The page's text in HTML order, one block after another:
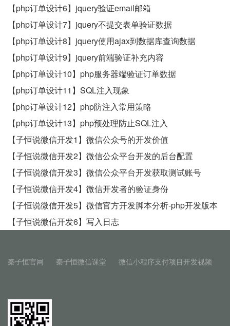
【php订单设计6】jquery验证email邮箱
【php订单设计7】jquery不提交表单验证数据
【php订单设计8】jquery使用ajax到数据库查询数据
【php订单设计9】jquery前端验证补充内容
【php订单设计10】php服务器端验证订单数据
【php订单设计11】SQL注入现象
【php订单设计12】php防注入常用策略
【php订单设计13】php预处理防止SQL注入
【子恒说微信开发1】微信公众号的开发价值
【子恒说微信开发2】微信公众平台开发的后台配置
【子恒说微信开发3】微信公众平台开发获取测试账号
【子恒说微信开发4】微信开发者的验证身份
【子恒说微信开发5】微信官方开发脚本分析-php开发版本
【子恒说微信开发6】写入日志
秦子恒官网 秦子恒微信课堂 微信小程序支付项目开发视频